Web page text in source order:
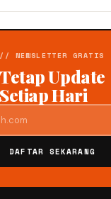
// NEWSLETTER GRATIS
Tetap Update
Setiap Hari
DAFTAR SEKARANG